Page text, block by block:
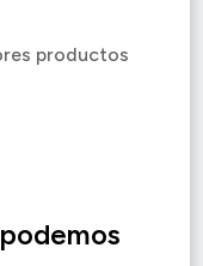
productos